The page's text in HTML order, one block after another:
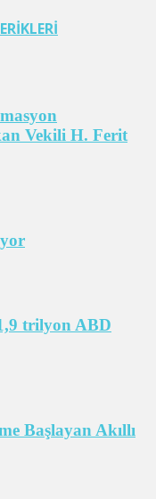
Vekili H. Ferit
trilyon ABD
Başlayan Akıllı